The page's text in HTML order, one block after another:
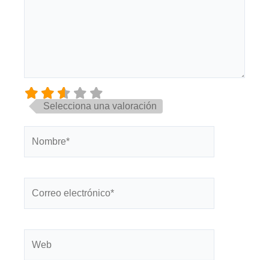
Selecciona una valoración
electrónico*